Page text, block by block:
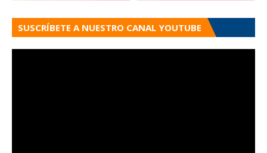
SUSCRÍBETE A NUESTRO CANAL YOUTUBE